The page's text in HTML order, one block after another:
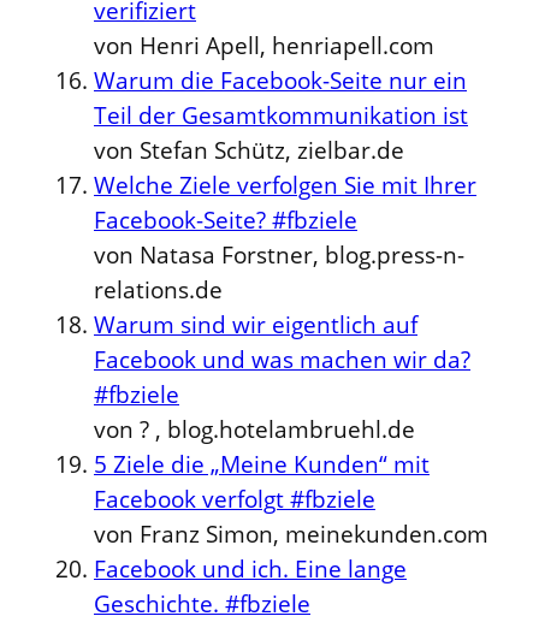
verifiziert
von Henri Apell, henriapell.com
Warum die Facebook-Seite nur ein
Teil der Gesamtkommunikation ist
von Stefan Schütz, zielbar.de
Welche Ziele verfolgen Sie mit Ihrer
Facebook-Seite? #fbziele
von Natasa Forstner, blog.press-n-
relations.de
Warum sind wir eigentlich auf
Facebook und was machen wir da?
#fbziele
von ? , blog.hotelambruehl.de
5 Ziele die „Meine Kunden“ mit
Facebook verfolgt #fbziele
von Franz Simon, meinekunden.com
Facebook und ich. Eine lange
Geschichte. #fbziele